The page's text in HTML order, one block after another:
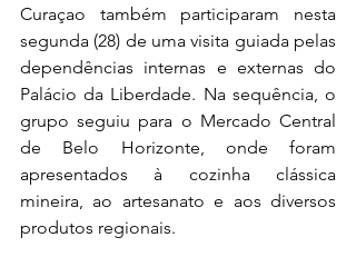
Curaçao também participaram nesta
segunda (28) de uma visita guiada pelas
dependências internas e externas do
Palácio da Liberdade. Na sequência, o
grupo seguiu para o Mercado Central
de Belo Horizonte, onde foram
apresentados à cozinha clássica
mineira, ao artesanato e aos diversos
produtos regionais.